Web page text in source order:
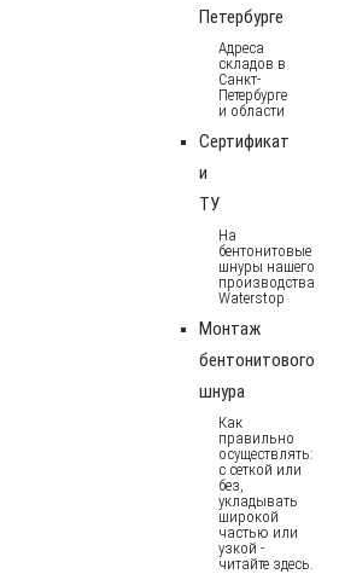
Петербурге
Адреса
складов в
Санкт-
Петербурге
и области
Сертификат
и
ТУ
На
бентонитовые
шнуры нашего
производства
Waterstop
Монтаж
бентонитового
шнура
Как
правильно
осуществлять:
с сеткой или
без,
укладывать
широкой
частью или
узкой -
читайте здесь.